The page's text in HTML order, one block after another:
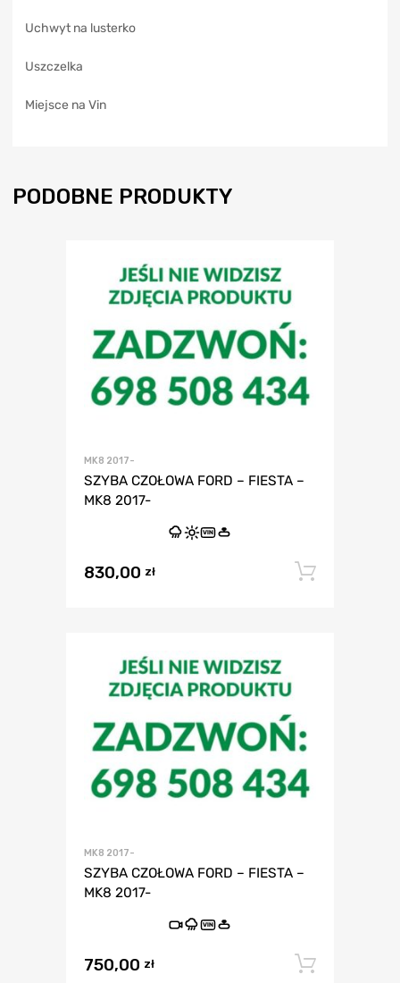
Uchwyt na lusterko
Uszczelka
Miejsce na Vin
PODOBNE PRODUKTY
MK8 2017-
SZYBA CZOŁOWA FORD – FIESTA –
MK8 2017-
VIN
830,00 zł
MK8 2017-
SZYBA CZOŁOWA FORD – FIESTA –
MK8 2017-
VIN
750,00 zł